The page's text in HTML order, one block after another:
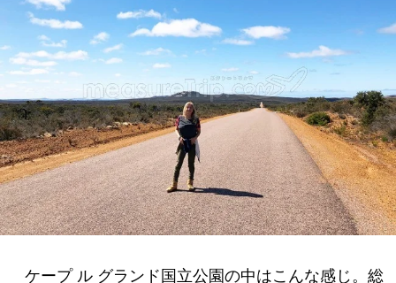
ケープ ル グランド国立公園の中はこんな感じ。総